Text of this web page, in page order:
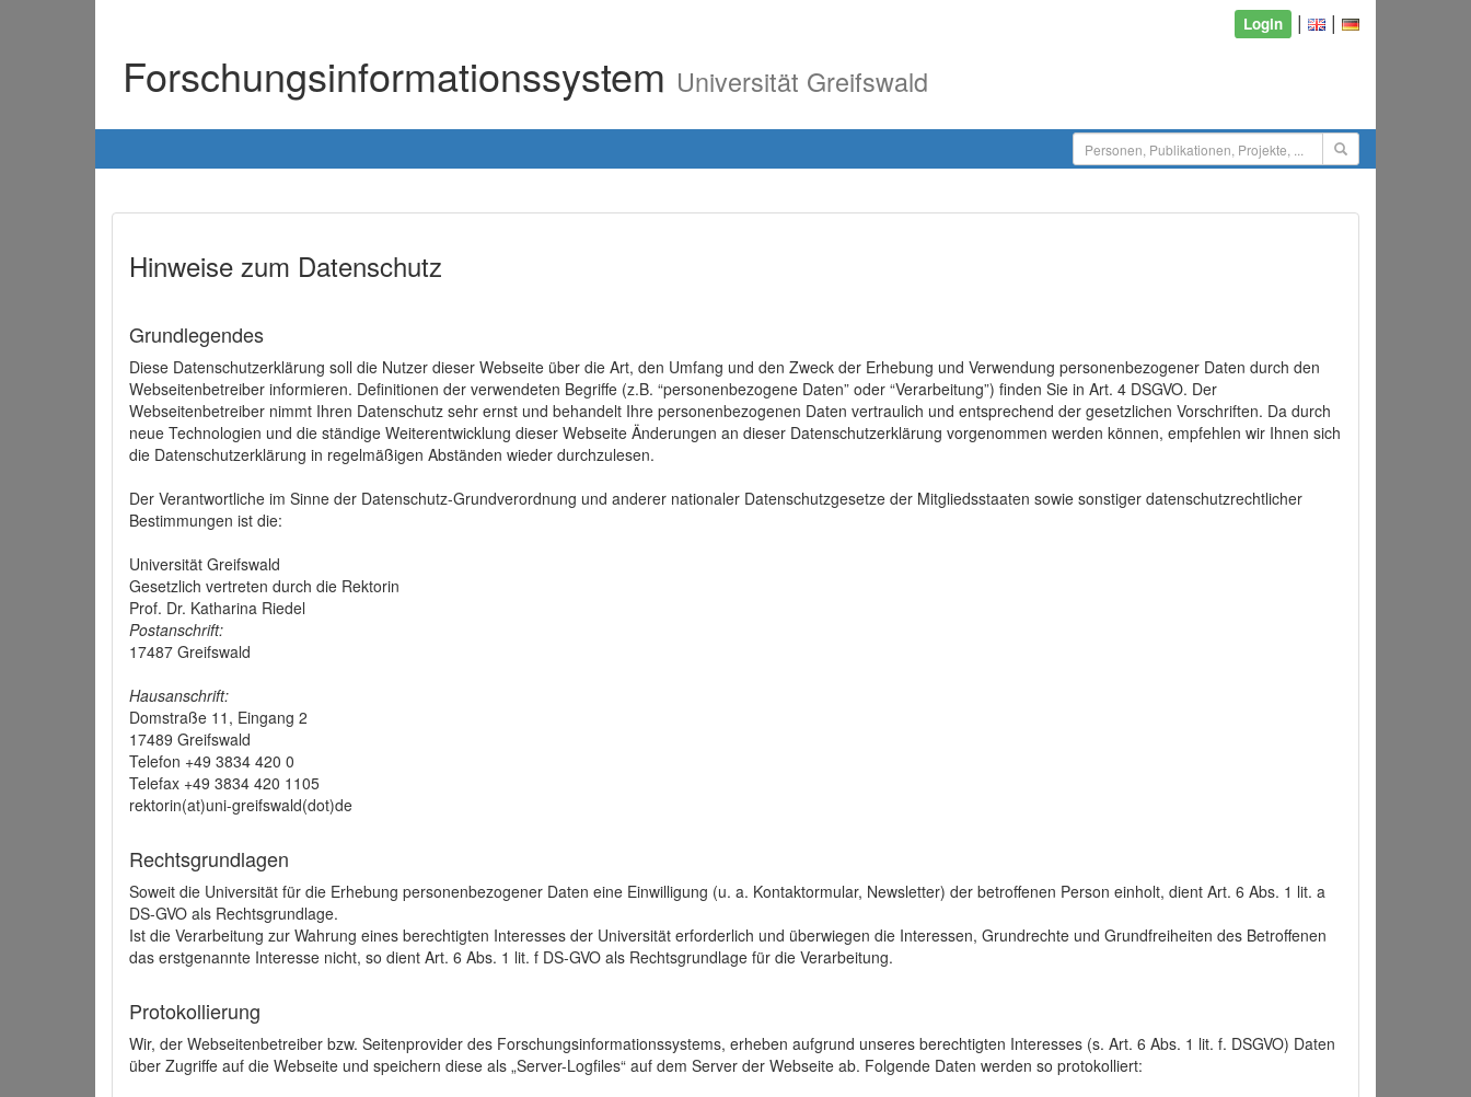
Login | |
Forschungsinformationssystem Universität Greifswald
Hinweise zum Datenschutz
Grundlegendes
Diese Datenschutzerklärung soll die Nutzer dieser Webseite über die Art, den Umfang und den Zweck der Erhebung und Verwendung personenbezogener Daten durch den
Webseitenbetreiber informieren. Definitionen der verwendeten Begriffe (z.B. “personenbezogene Daten” oder “Verarbeitung”) finden Sie in Art. 4 DSGVO. Der
Webseitenbetreiber nimmt Ihren Datenschutz sehr ernst und behandelt Ihre personenbezogenen Daten vertraulich und entsprechend der gesetzlichen Vorschriften. Da durch
neue Technologien und die ständige Weiterentwicklung dieser Webseite Änderungen an dieser Datenschutzerklärung vorgenommen werden können, empfehlen wir Ihnen sich
die Datenschutzerklärung in regelmäßigen Abständen wieder durchzulesen.
Der Verantwortliche im Sinne der Datenschutz-Grundverordnung und anderer nationaler Datenschutzgesetze der Mitgliedsstaaten sowie sonstiger datenschutzrechtlicher
Bestimmungen ist die:
Universität Greifswald
Gesetzlich vertreten durch die Rektorin
Prof. Dr. Katharina Riedel
Postanschrift:
17487 Greifswald
Hausanschrift:
Domstraße 11, Eingang 2
17489 Greifswald
Telefon +49 3834 420 0
Telefax +49 3834 420 1105
rektorin(at)uni-greifswald(dot)de
Rechtsgrundlagen
Soweit die Universität für die Erhebung personenbezogener Daten eine Einwilligung (u. a. Kontaktormular, Newsletter) der betroffenen Person einholt, dient Art. 6 Abs. 1 lit. a
DS-GVO als Rechtsgrundlage.
Ist die Verarbeitung zur Wahrung eines berechtigten Interesses der Universität erforderlich und überwiegen die Interessen, Grundrechte und Grundfreiheiten des Betroffenen
das erstgenannte Interesse nicht, so dient Art. 6 Abs. 1 lit. f DS-GVO als Rechtsgrundlage für die Verarbeitung.
Protokollierung
Wir, der Webseitenbetreiber bzw. Seitenprovider des Forschungsinformationssystems, erheben aufgrund unseres berechtigten Interesses (s. Art. 6 Abs. 1 lit. f. DSGVO) Daten
über Zugriffe auf die Webseite und speichern diese als „Server-Logfiles“ auf dem Server der Webseite ab. Folgende Daten werden so protokolliert: